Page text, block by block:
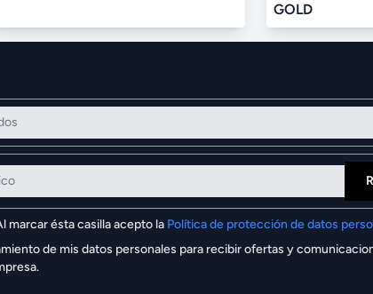
GOLD
marcar ésta casilla acepto la Política de protección de datos
de mis datos personales para recibir ofertas y